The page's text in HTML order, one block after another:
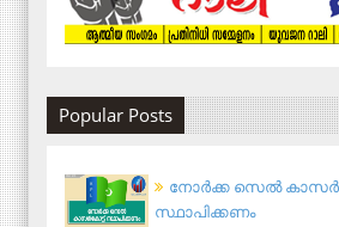
Popular Posts
നോര്‍ക്ക സെല്‍
സ്ഥാപിക്കണം